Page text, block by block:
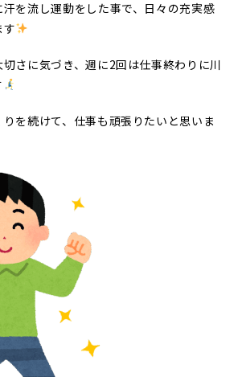
汗を流し運動をした事で、日々の充実感
す
さに気づき、週に2回は仕事終わりに川
を続けて、仕事も頑張りたいと思いま